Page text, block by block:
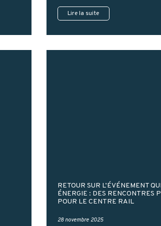
Lire la suite
RETOUR SUR L’ÉVÉNEMENT
ÉNERGIE : DES RENCONTRES
POUR LE CENTRE RAIL
28 novembre 2025